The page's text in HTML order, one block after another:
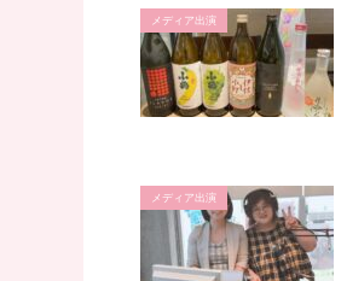
メディア出演
メディア出演